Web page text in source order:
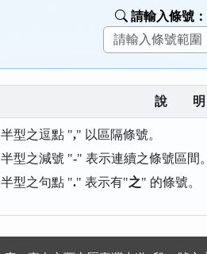
請輸入條號：
說 明
半型之逗點 "," 以區隔條號。
半型之減號 "-" 表示連續之條號區間。
半型之句點 "." 表示有"之" 的條號。